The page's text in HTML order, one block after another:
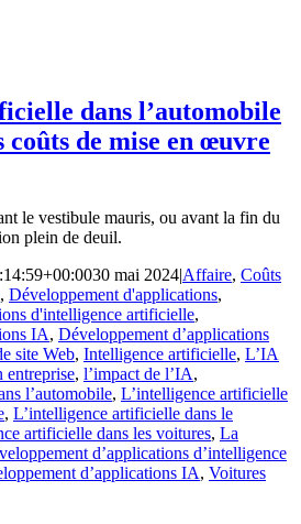
dans l’automobile
coûts de mise en œuvre
le vestibule mauris, ou avant la fin du
plein de deuil.
30 mai 2024|Affaire, Coûts
, Développement d'applications,
d'intelligence artificielle,
IA, Développement d’applications
site Web, Intelligence artificielle, L’IA
entreprise, l’impact de l’IA,
l’automobile, L’intelligence artificielle
, L’intelligence artificielle dans le
artificielle dans les voitures, La
d’applications d’intelligence
d’applications IA, Voitures